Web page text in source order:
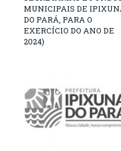
MUNICIPAIS DE
DO PARÁ, PARA O
EXERCÍCIO DO ANO DE
2024)